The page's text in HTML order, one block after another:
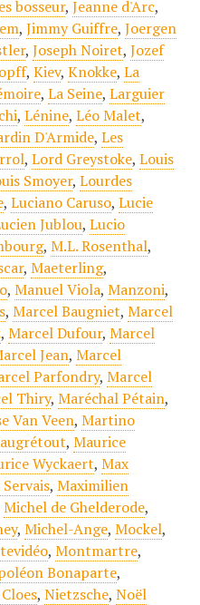
bosseur, Jeanne d'Arc,
, Jimmy Guiffre, Joergen
, Joseph Noiret, Jozef
, Kiev, Knokke, La
, La Seine, Larguier
, Lénine, Léo Malet,
D'Armide, Les
, Lord Greystoke, Louis
Smoyer, Lourdes
, Luciano Caruso, Lucie
Jublou, Lucio
, M.L. Rosenthal,
, Maeterling,
, Manuel Viola, Manzoni,
, Marcel Baugniet, Marcel
, Marcel Dufour, Marcel
Jean, Marcel
Parfondry, Marcel
Thiry, Maréchal Pétain,
Van Veen, Martino
, Maurice
Wyckaert, Max
, Maximilien
Michel de Ghelderode,
, Michel-Ange, Mockel,
, Montmartre,
Bonaparte,
, Nietzsche, Noël